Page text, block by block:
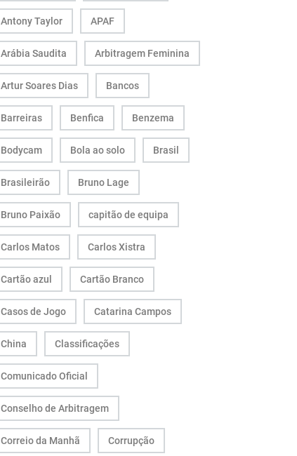
Antony Taylor APAF
Arábia Saudita Arbitragem Feminina
Artur Soares Dias Bancos
Barreiras Benfica Benzema
Bodycam Bola ao solo Brasil
Brasileirão Bruno Lage
Bruno Paixão capitão de equipa
Carlos Matos Carlos Xistra
Cartão azul Cartão Branco
Casos de Jogo Catarina Campos
China Classificações
Comunicado Oficial
Conselho de Arbitragem
Correio da Manhã Corrupção